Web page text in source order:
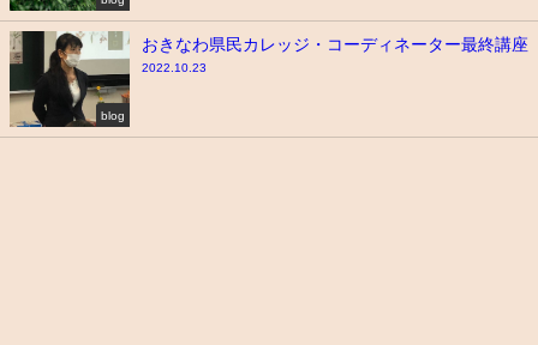
blog
おきなわ県民カレッジ・コーディネーター最終講座
2022.10.23